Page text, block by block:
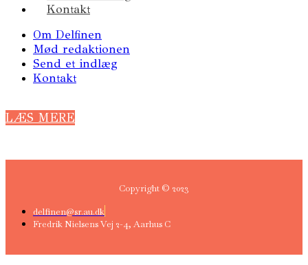
Kontakt
Om Delfinen
Mød redaktionen
Send et indlæg
Kontakt
LÆS MERE
Copyright © 2023
delfinen@sr.au.dk
Fredrik Nielsens Vej 2-4, Aarhus C